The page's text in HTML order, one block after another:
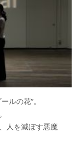
ルの花”。
人を滅ぼす悪魔